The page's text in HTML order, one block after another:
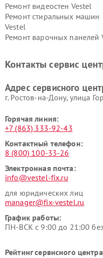
Ремонт видеостен Vestel
Ремонт стиральных машин
Vestel
Ремонт варочных панелей
Контакты сервис
Адрес сервисного
г. Ростов-на-Дону, улица
Горячая линия:
+7 (863) 333-92-43
Контактный телефон:
8 (800) 100-33-26
Электронная почта:
info@vestel-fix.ru
для юридических лиц
manager@fix-vestel.ru
График работы:
ПН-ВСК с 9:00 до 21:00
Рейтинг сервисного центра